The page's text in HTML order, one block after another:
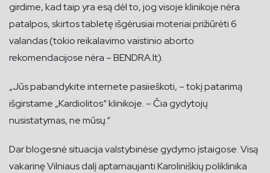
girdime, kad taip yra esą dėl to, jog visoje klinikoje nėra
patalpos, skirtos tabletę išgėrusiai moteriai prižiūrėti 6
valandas (tokio reikalavimo vaistinio aborto
rekomendacijose nėra – BENDRA.lt).
„Jūs pabandykite internete pasiieškoti, – tokį patarimą
išgirstame „Kardiolitos“ klinikoje. – Čia gydytojų
nusistatymas, ne mūsų.“
Dar blogesnė situacija valstybinėse gydymo įstaigose. Visą
vakarinę Vilniaus dalį aptarnaujanti Karoliniškių poliklinika